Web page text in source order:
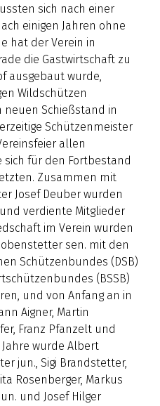
sich nach einer
einigen Jahren ohne
hat der Verein in
die Gastwirtschaft zu
ausgebaut wurde,
Wildschützen
neuen Schießstand in
Schützenmeister
allen
sich für den Fortbestand
Zusammen mit
Josef Deuber wurden
verdiente Mitglieder
im Verein wurden
sen. mit den
Schützenbundes (DSB)
(BSSB)
und von Anfang an in
Aigner, Martin
Franz Pfanzelt und
Jahre wurde Albert
jun., Sigi Brandstetter,
Rosenberger, Markus
und Josef Hilger